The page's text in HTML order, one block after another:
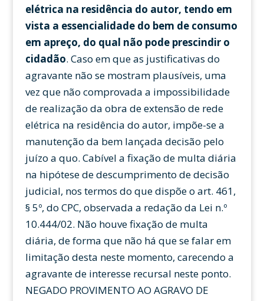
elétrica na residência do autor, tendo em
vista a essencialidade do bem de consumo
em apreço, do qual não pode prescindir o
cidadão. Caso em que as justificativas do
agravante não se mostram plausíveis, uma
vez que não comprovada a impossibilidade
de realização da obra de extensão de rede
elétrica na residência do autor, impõe-se a
manutenção da bem lançada decisão pelo
juízo a quo. Cabível a fixação de multa diária
na hipótese de descumprimento de decisão
judicial, nos termos do que dispõe o art. 461,
§ 5º, do CPC, observada a redação da Lei n.º
10.444/02. Não houve fixação de multa
diária, de forma que não há que se falar em
limitação desta neste momento, carecendo a
agravante de interesse recursal neste ponto.
NEGADO PROVIMENTO AO AGRAVO DE